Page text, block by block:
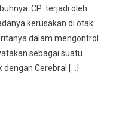
CP terjadi oleh
kerusakan di otak
dalam mengontrol
sebagai suatu
Cerebral […]